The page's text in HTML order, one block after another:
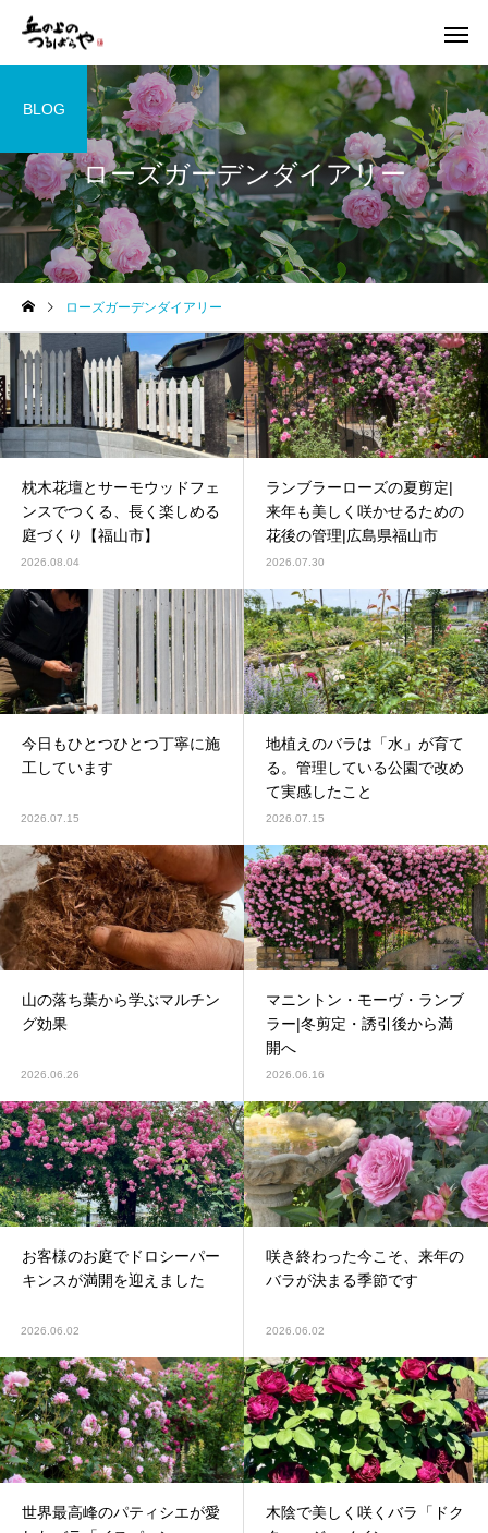
ローズガーデンダイアリー
BLOG
ローズガーデンダイアリー
枕木花壇とサーモウッドフェ
ンスでつくる、長く楽しめる
庭づくり【福山市】
2026.08.04
ランブラーローズの夏剪定|
来年も美しく咲かせるための
花後の管理|広島県福山市
2026.07.30
今日もひとつひとつ丁寧に施
工しています
2026.07.15
地植えのバラは「水」が育て
る。管理している公園で改め
て実感したこと
2026.07.15
山の落ち葉から学ぶマルチン
グ効果
2026.06.26
マニントン・モーヴ・ランブ
ラー|冬剪定・誘引後から満
開へ
2026.06.16
お客様のお庭でドロシーパー
キンスが満開を迎えました
2026.06.02
咲き終わった今こそ、来年の
バラが決まる季節です
2026.06.02
世界最高峰のパティシエが愛
木陰で美しく咲くバラ「ドク